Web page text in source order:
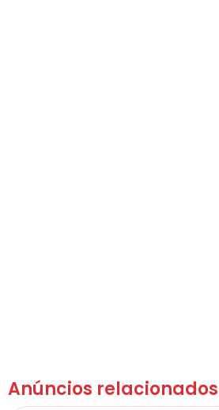
Anúncios relacionados